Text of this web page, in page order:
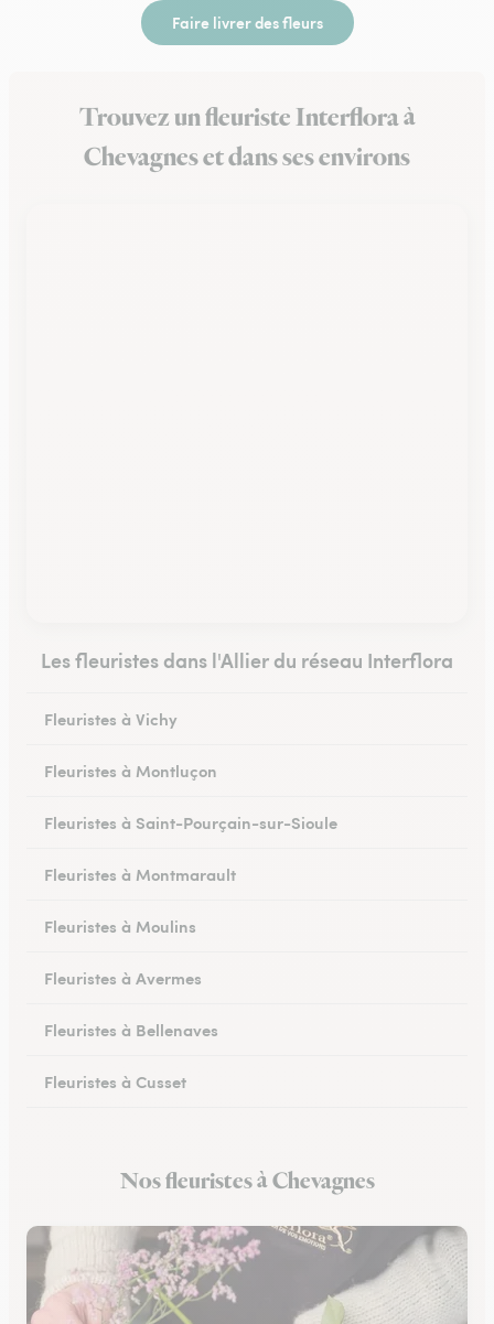
Faire livrer des fleurs
Trouvez un fleuriste Interflora à
Chevagnes et dans ses environs
Les fleuristes dans l'Allier du réseau Interflora
Fleuristes à Vichy
Fleuristes à Montluçon
Fleuristes à Saint-Pourçain-sur-Sioule
Fleuristes à Montmarault
Fleuristes à Moulins
Fleuristes à Avermes
Fleuristes à Bellenaves
Fleuristes à Cusset
Fleuristes à Dompierre-sur-Besbre
Nos fleuristes à Chevagnes